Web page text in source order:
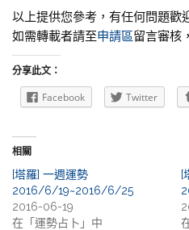
以上提供您參考，有任何問題歡
如需轉載者請至申請區留言審核
分享此文：
Facebook Twitter
相關
[塔羅] 一週運勢
2016/6/19~2016/6/25
2016-06-19
在「運勢占卜」中
[